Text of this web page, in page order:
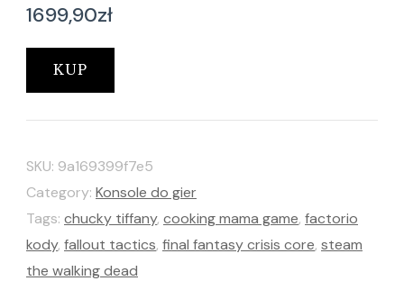
1699,90zł
KUP
SKU: 9a169399f7e5
Category: Konsole do gier
Tags: chucky tiffany, cooking mama game, factorio
kody, fallout tactics, final fantasy crisis core, steam
the walking dead